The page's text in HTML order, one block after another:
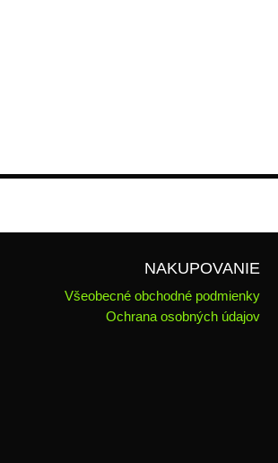
NAKUPOVANIE
Všeobecné obchodné podmienky
Ochrana osobných údajov